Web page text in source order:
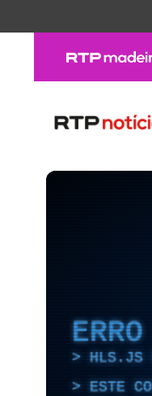
ERRO
HLS.JS
ESTE